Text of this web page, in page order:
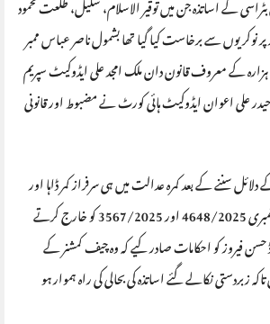
پر نوکریوں سے برخاست کیا گیا تھا بشمول ناصر عباس ممبر
کے معروف قانون دان ملک امجد علی ایڈوکیٹ سپریم
علی اعوان ایڈوکیٹ ہائی کورٹ نے مضبوط اور قانونی
سننے کے بعد کمرہ عدالت میں ہی سرفراز کمر ڈاہا اور
محمد نیک اختر کی رٹ پٹیشن نمبری 4648/2025 اور 3567/2025 کو خارج کرتے
فیروز کو احکامات صادر کیے کہ وہ چیف کمشنر کے
زبردستی نکالے گئے اساتذہ کی بحالی کی راہ ہموار ہو